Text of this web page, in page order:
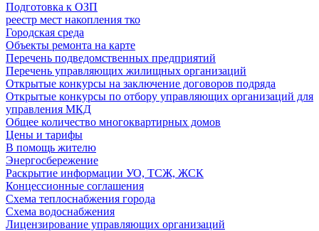
Подготовка к ОЗП
реестр мест накопления тко
Городская среда
Объекты ремонта на карте
Перечень подведомственных предприятий
Перечень управляющих жилищных организаций
Открытые конкурсы на заключение договоров подряда
Открытые конкурсы по отбору управляющих организаций для
управления МКД
Общее количество многоквартирных домов
Цены и тарифы
В помощь жителю
Энергосбережение
Раскрытие информации УО, ТСЖ, ЖСК
Концессионные соглашения
Схема теплоснабжения города
Схема водоснабжения
Лицензирование управляющих организаций